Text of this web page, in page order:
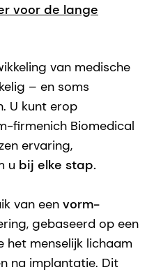
voor de lange
van medische
– en soms
U kunt erop
firmenich Biomedical
ervaring,
u bij elke stap.
van een vorm-
gebaseerd op een
het menselijk lichaam
na implantatie. Dit